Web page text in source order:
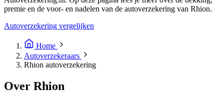
premie en de voor- en nadelen van de autoverzekering van Rhion.
Autoverzekering vergelijken
Home
Autoverzekeraars
Rhion autoverzekering
Over Rhion